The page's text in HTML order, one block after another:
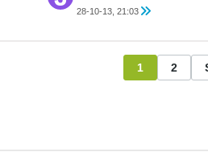
28-10-13, 21:03
1 2